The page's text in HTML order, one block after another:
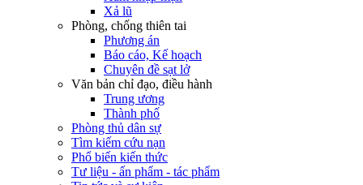
Xả lũ
Phòng, chống thiên tai
Phương án
Báo cáo, Kế hoạch
Chuyên đề sạt lở
Văn bản chỉ đạo, điều hành
Trung ương
Thành phố
Phòng thủ dân sự
Tìm kiếm cứu nạn
Phổ biến kiến thức
Tư liệu - ấn phẩm - tác phẩm